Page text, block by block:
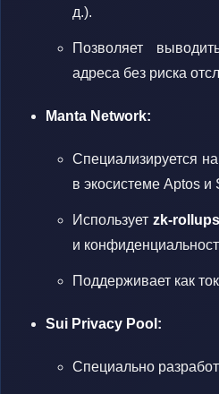
д.).
Позволяет
адреса без риска
Manta Network:
Специализируется
в экосистеме Aptos и
Использует zk-rollups
и
Поддерживает как
Sui Privacy Pool:
Специально